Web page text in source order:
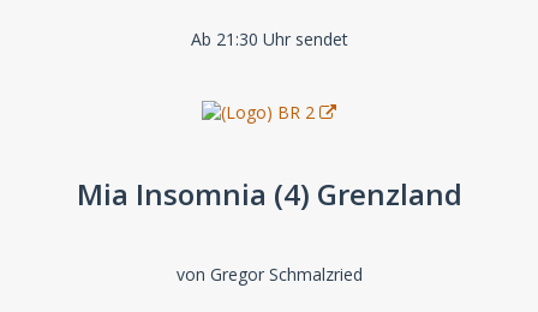
Ab 21:30 Uhr sendet
Mia Insomnia (4) Grenzland
von Gregor Schmalzried